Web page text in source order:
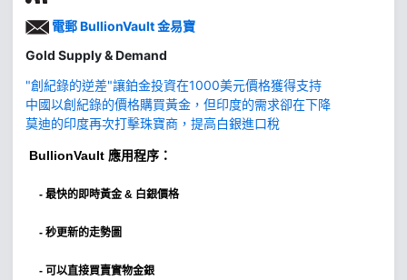
電郵 BullionVault 金易寶
Gold Supply & Demand
"創紀錄的逆差"讓鉑金投資在1000美元價格獲得支持
中國以創紀錄的價格購買黃金，但印度的需求卻在下降
莫迪的印度再次打擊珠寶商，提高白銀進口稅
BullionVault 應用程序：
- 最快的即時黃金 & 白銀價格
- 秒更新的走勢圖
- 可以直接買賣實物金銀